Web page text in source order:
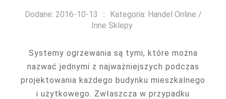
Dodane: 2016-10-13 :: Kategoria: Handel Online /
Inne Sklepy
Systemy ogrzewania są tymi, które można
nazwać jednymi z najważniejszych podczas
projektowania każdego budynku mieszkalnego
i użytkowego. Zwłaszcza w przypadku